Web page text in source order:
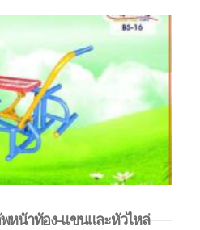
หน้าท้อง-แขนและหัวไหล่